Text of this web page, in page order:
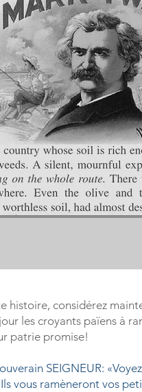
histoire, considérez
les croyants païens à
patrie promise!
SEIGNEUR:
vous ramèneront vos